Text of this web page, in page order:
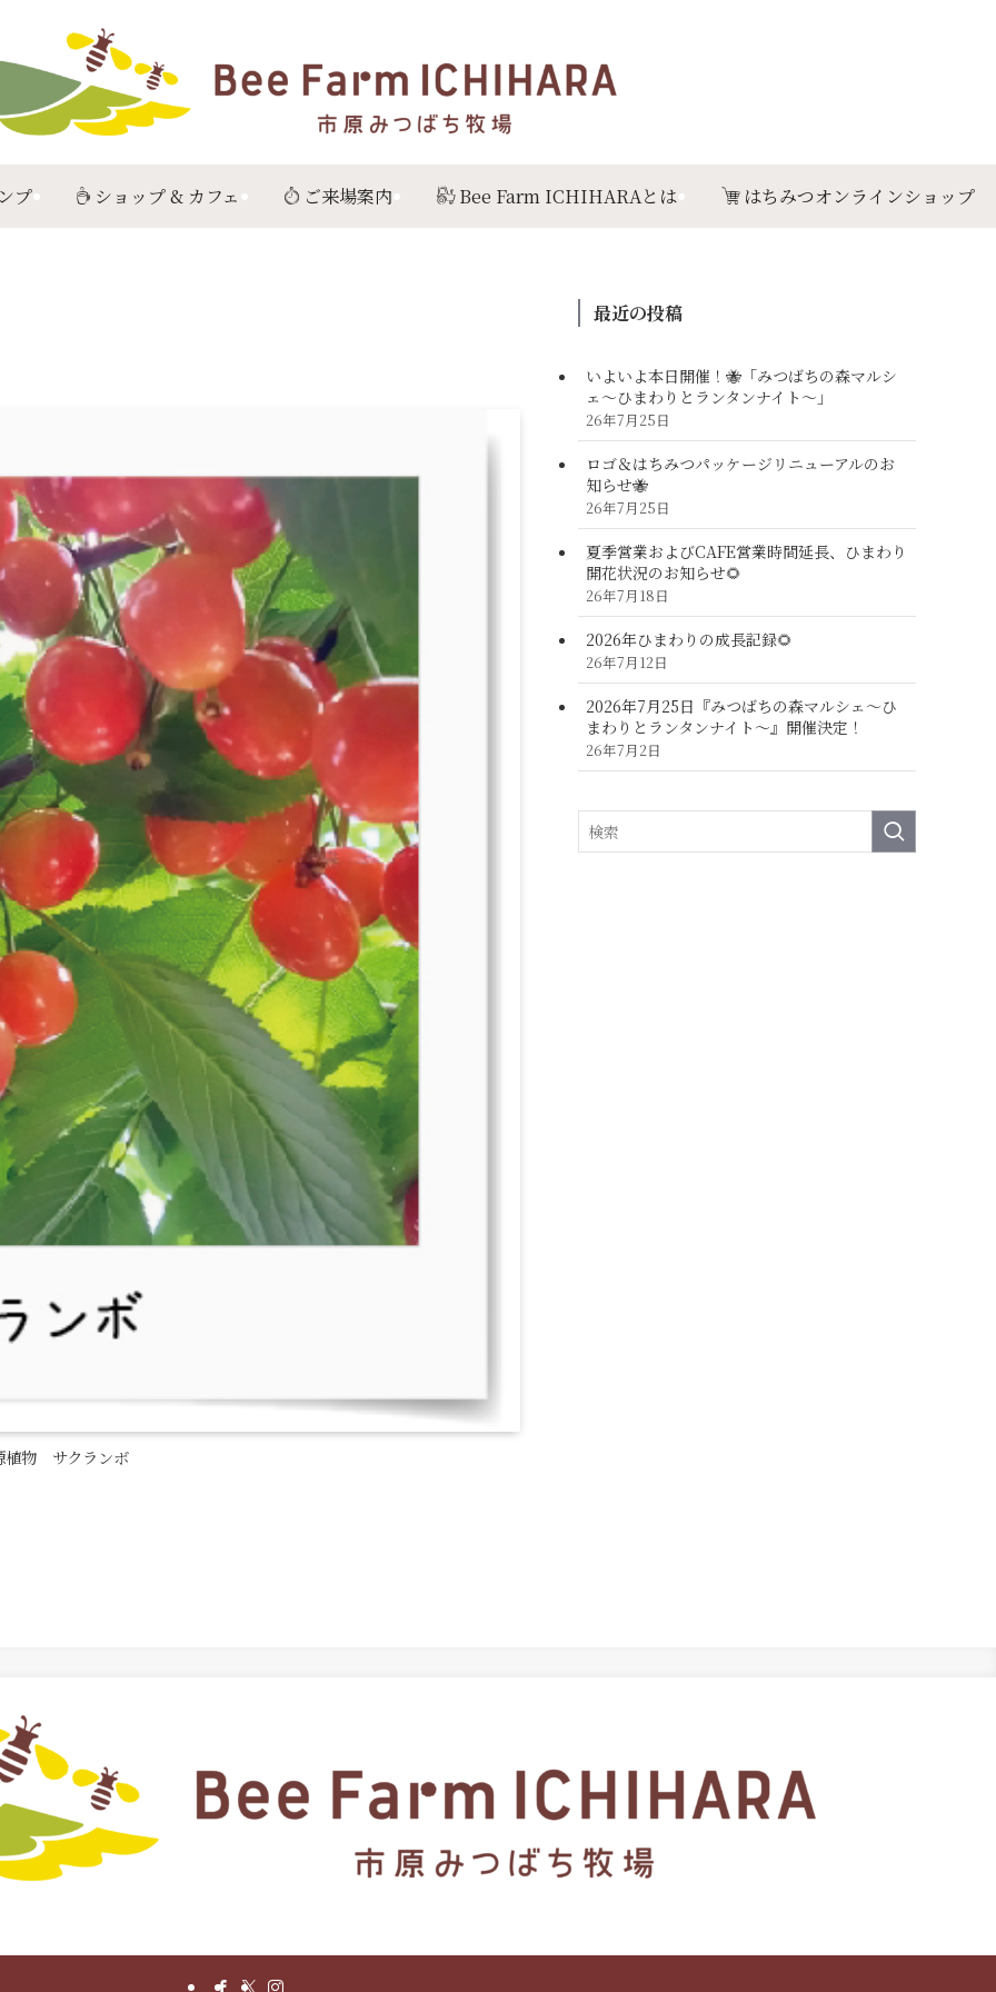
プ ショップ & カフェ ご来場案内 Bee Farm ICHIHARAとは はちみつオンラインショップ
植物 サクランボ
最近の投稿
いよいよ本日開催！🐝「みつばちの森マルシ
ェ〜ひまわりとランタンナイト〜」
26年7月25日
ロゴ＆はちみつパッケージリニューアルのお
知らせ🐝
26年7月25日
夏季営業およびCAFE営業時間延長、ひまわり
開花状況のお知らせ🌻
26年7月18日
2026年ひまわりの成長記録🌻
26年7月12日
2026年7月25日『みつばちの森マルシェ～ひ
まわりとランタンナイト～』開催決定！
26年7月2日